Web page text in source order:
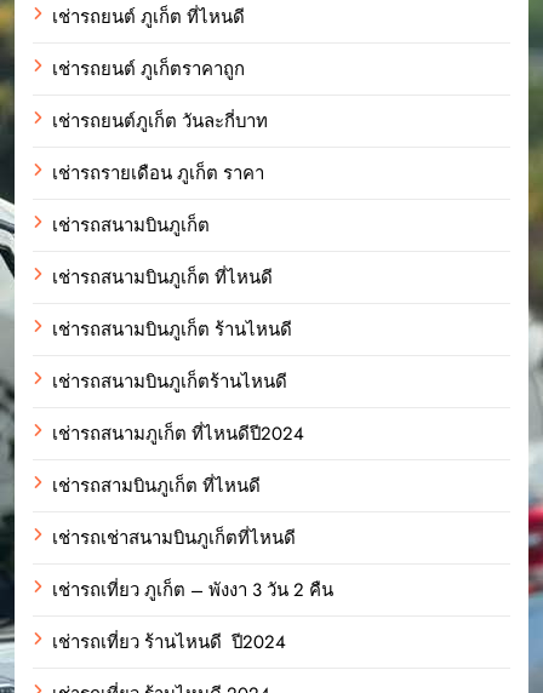
เช่ารถยนต์ ภูเก็ต ที่ไหนดี
เช่ารถยนต์ ภูเก็ตราคาถูก
เช่ารถยนต์ภูเก็ต วันละกี่บาท
เช่ารถรายเดือน ภูเก็ต ราคา
เช่ารถสนามบินภูเก็ต
เช่ารถสนามบินภูเก็ต ที่ไหนดี
เช่ารถสนามบินภูเก็ต ร้านไหนดี
เช่ารถสนามบินภูเก็ตร้านไหนดี
เช่ารถสนามภูเก็ต ที่ไหนดีปี2024
เช่ารถสามบินภูเก็ต ที่ไหนดี
เช่ารถเช่าสนามบินภูเก็ตที่ไหนดี
เช่ารถเที่ยว ภูเก็ต – พังงา 3 วัน 2 คืน
เช่ารถเที่ยว ร้านไหนดี ปี2024